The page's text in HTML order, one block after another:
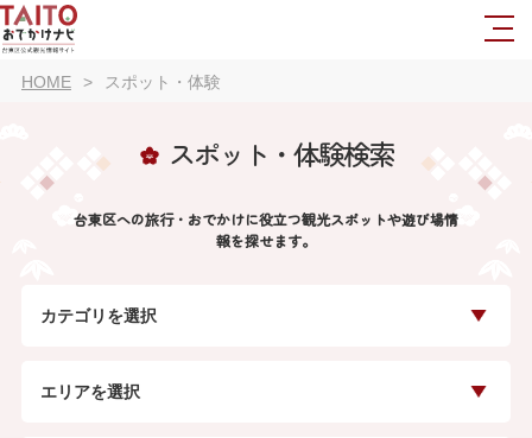
HOME スポット・体験
スポット・体験検索
台東区への旅行・おでかけに役立つ観光スポットや遊び場情
報を探せます。
カテゴリを選択
エリアを選択